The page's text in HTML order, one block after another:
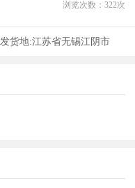
浏览次数： 322次
发货地:江苏省无锡江阴市